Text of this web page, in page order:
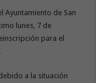
Ayuntamiento de San
lunes, 7 de
para el
a la situación